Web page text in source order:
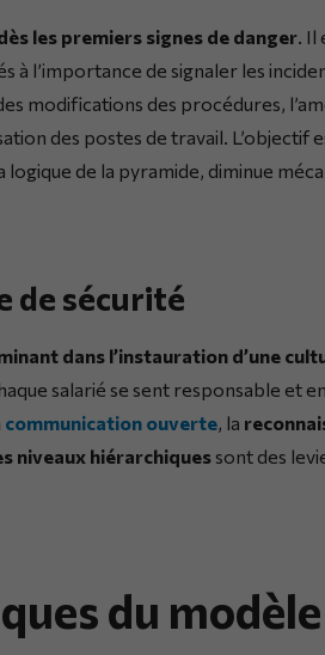
les premiers signes de danger .
à l’importance de signaler les
modifications des procédures,
des postes de travail. L’objectif
logique de la pyramide, diminue
de sécurité
dans l’instauration d’une
salarié se sent responsable et
communication ouverte, la
niveaux hiérarchiques sont des
du modèle